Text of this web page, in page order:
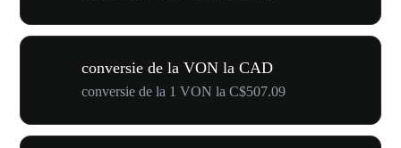
conversie de la VON la CAD
conversie de la 1 VON la C$507.09